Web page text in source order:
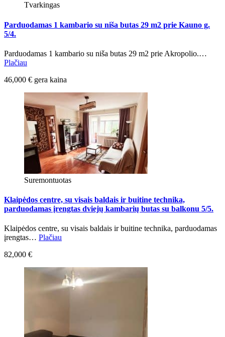
Tvarkingas
Parduodamas 1 kambario su niša butas 29 m2 prie Kauno g.
5/4.
Parduodamas 1 kambario su niša butas 29 m2 prie Akropolio.…
Plačiau
46,000 € gera kaina
Suremontuotas
Klaipėdos centre, su visais baldais ir buitine technika,
parduodamas įrengtas dviejų kambarių butas su balkonu 5/5.
Klaipėdos centre, su visais baldais ir buitine technika, parduodamas
įrengtas… Plačiau
82,000 €